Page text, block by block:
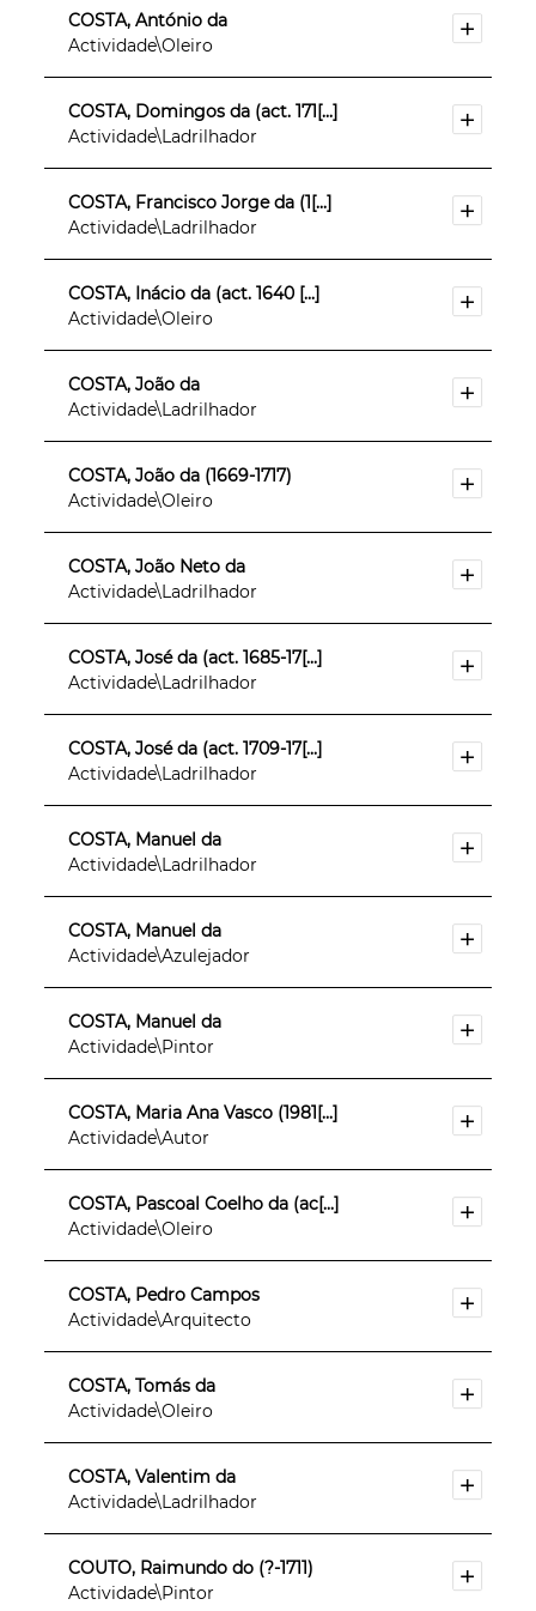
COSTA, António da
Actividade\Oleiro
COSTA, Domingos da (act. 171[...]
Actividade\Ladrilhador
COSTA, Francisco Jorge da (1[...]
Actividade\Ladrilhador
COSTA, Inácio da (act. 1640 [...]
Actividade\Oleiro
COSTA, João da
Actividade\Ladrilhador
COSTA, João da (1669-1717)
Actividade\Oleiro
COSTA, João Neto da
Actividade\Ladrilhador
COSTA, José da (act. 1685-17[...]
Actividade\Ladrilhador
COSTA, José da (act. 1709-17[...]
Actividade\Ladrilhador
COSTA, Manuel da
Actividade\Ladrilhador
COSTA, Manuel da
Actividade\Azulejador
COSTA, Manuel da
Actividade\Pintor
COSTA, Maria Ana Vasco (1981[...]
Actividade\Autor
COSTA, Pascoal Coelho da (ac[...]
Actividade\Oleiro
COSTA, Pedro Campos
Actividade\Arquitecto
COSTA, Tomás da
Actividade\Oleiro
COSTA, Valentim da
Actividade\Ladrilhador
COUTO, Raimundo do (?-1711)
Actividade\Pintor